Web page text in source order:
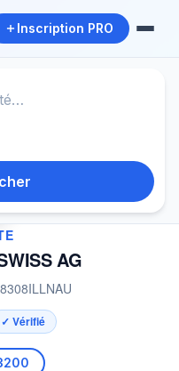
Inscription PRO
✓
AG
8308ILLNAU
✓ Vérifié